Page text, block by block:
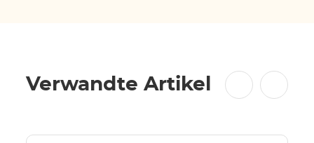
Verwandte Artikel